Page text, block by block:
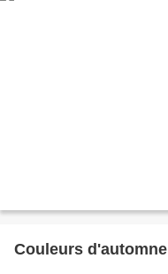
Couleurs d'automne